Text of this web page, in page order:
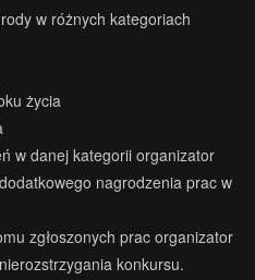
w różnych kategoriach
życia
w danej kategorii organizator
nagrodzenia prac w
zgłoszonych prac organizator
konkursu.